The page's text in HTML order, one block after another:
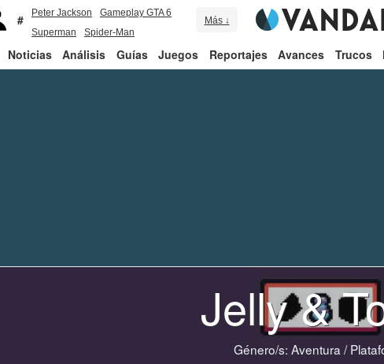
Peter Jackson
Gameplay GTA 6
Superman
Spider-Man
Más ↓
Noticias Análisis Guías Juegos Reportajes Avances Trucos
Jelly &
Género/s: Aventura /